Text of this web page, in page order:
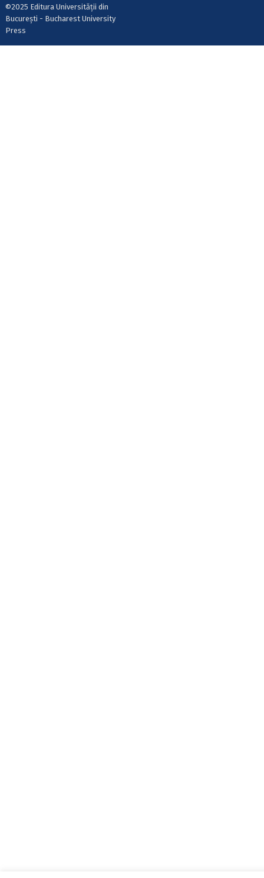
©2025 Editura Universității din
București - Bucharest University
Press